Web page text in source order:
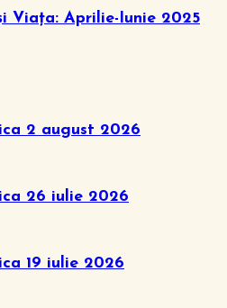
Viața: Aprilie-Iunie 2025
2 august 2026
26 iulie 2026
19 iulie 2026